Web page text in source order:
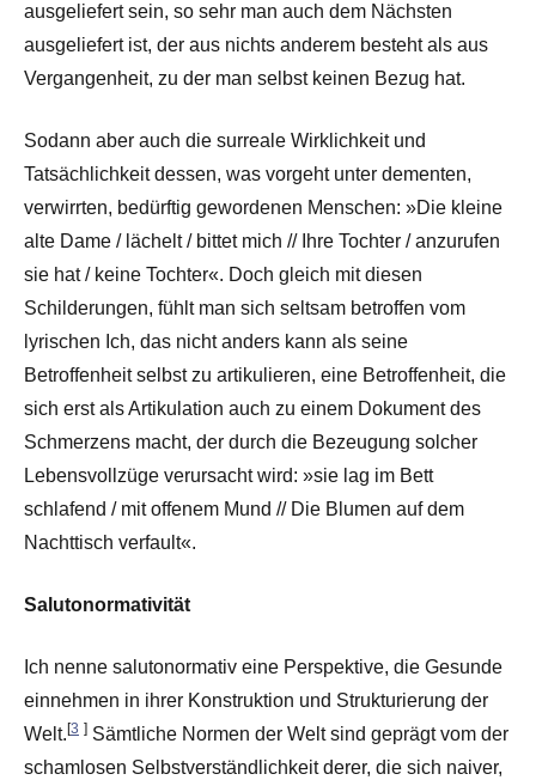
ausgeliefert sein, so sehr man auch dem Nächsten
ausgeliefert ist, der aus nichts anderem besteht als aus
Vergangenheit, zu der man selbst keinen Bezug hat.
Sodann aber auch die surreale Wirklichkeit und
Tatsächlichkeit dessen, was vorgeht unter dementen,
verwirrten, bedürftig gewordenen Menschen: »Die kleine
alte Dame / lächelt / bittet mich // Ihre Tochter / anzurufen
sie hat / keine Tochter«. Doch gleich mit diesen
Schilderungen, fühlt man sich seltsam betroffen vom
lyrischen Ich, das nicht anders kann als seine
Betroffenheit selbst zu artikulieren, eine Betroffenheit, die
sich erst als Artikulation auch zu einem Dokument des
Schmerzens macht, der durch die Bezeugung solcher
Lebensvollzüge verursacht wird: »sie lag im Bett
schlafend / mit offenem Mund // Die Blumen auf dem
Nachttisch verfault«.
Salutonormativität
Ich nenne salutonormativ eine Perspektive, die Gesunde
einnehmen in ihrer Konstruktion und Strukturierung der
Welt. [3 ]Sämtliche Normen der Welt sind geprägt vom der
schamlosen Selbstverständlichkeit derer, die sich naiver,